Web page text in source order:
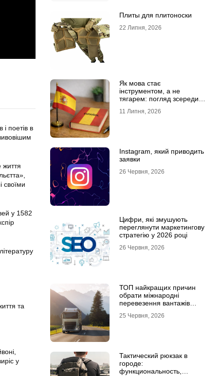
поетів в
життя
своїми
у 1582
та
у
Плиты для плитоноски
22 Липня, 2026
Як мова стає
інструментом, а не
тягарем: погляд зсередини
11 Липня, 2026
Instagram, який приводить
заявки
26 Червня, 2026
Цифри, які змушують
переглянути маркетингову
стратегію у 2026 році
26 Червня, 2026
ТОП найкращих причин
обрати міжнародні
перевезення вантажів
25 Червня, 2026
Тактический рюкзак в
городе:
функциональность,